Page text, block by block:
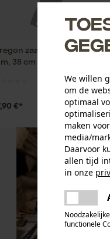
zaagblad Advancecut
38 cm
€*
We willen
om de
optimaal
maken
media/
Daarvoor
allen tijd
in onze
functionele
mail